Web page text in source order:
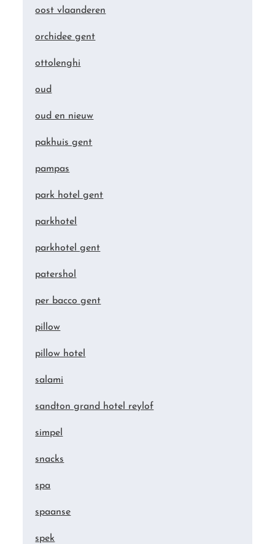
oost vlaanderen
orchidee gent
ottolenghi
oud
oud en nieuw
pakhuis gent
pampas
park hotel gent
parkhotel
parkhotel gent
patershol
per bacco gent
pillow
pillow hotel
salami
sandton grand hotel reylof
simpel
snacks
spa
spaanse
spek